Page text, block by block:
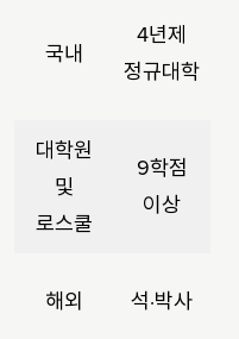
국내
4년제
정규대학
대학원
및
로스쿨
9학점
이상
해외 석·박사